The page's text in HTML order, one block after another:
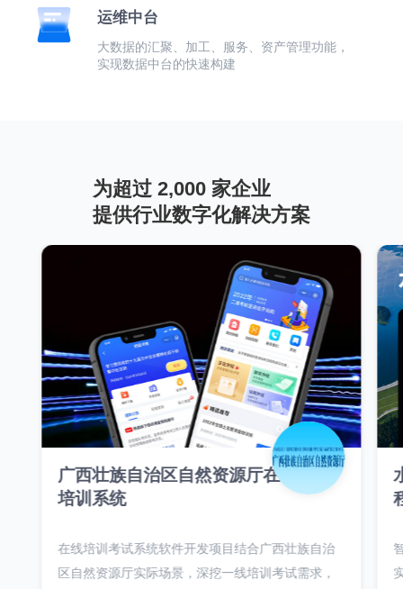
运维中台
大数据的汇聚、加工、服务、资产管理功能，
实现数据中台的快速构建
为超过 2,000 家企业
提供行业数字化解决方案
广西壮族自治区自然资源厅在线考试
培训系统
在线培训考试系统软件开发项目结合广西壮族自治
区自然资源厅实际场景，深挖一线培训考试需求，